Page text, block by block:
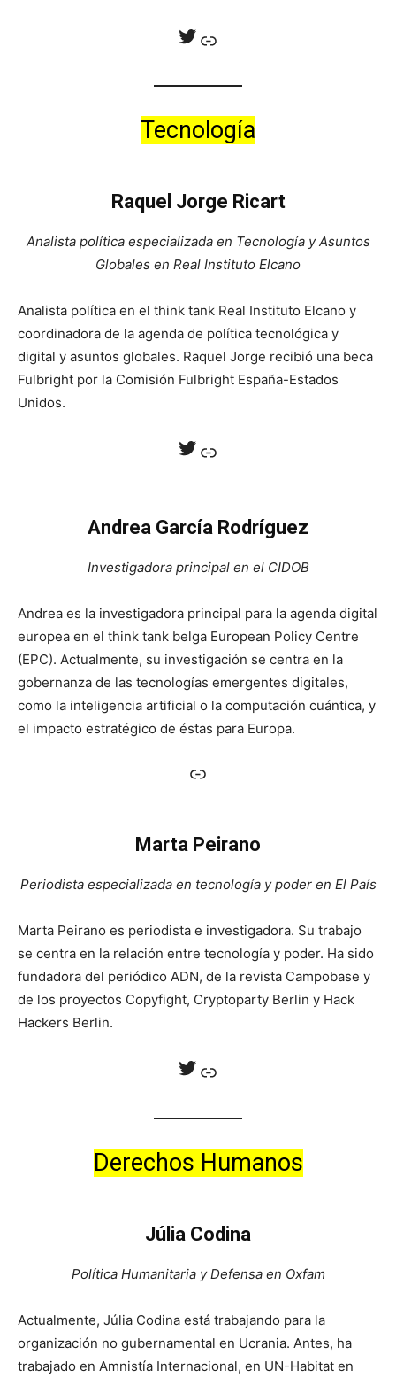
Twitter
Enlace
Tecnología
Raquel Jorge Ricart
Analista política especializada en Tecnología y Asuntos
Globales en Real Instituto Elcano
Analista política en el think tank Real Instituto Elcano y
coordinadora de la agenda de política tecnológica y
digital y asuntos globales. Raquel Jorge recibió una beca
Fulbright por la Comisión Fulbright España-Estados
Unidos.
Twitter
Enlace
Andrea García Rodríguez
Investigadora principal en el CIDOB
Andrea es la investigadora principal para la agenda digital
europea en el think tank belga European Policy Centre
(EPC). Actualmente, su investigación se centra en la
gobernanza de las tecnologías emergentes digitales,
como la inteligencia artificial o la computación cuántica, y
el impacto estratégico de éstas para Europa.
Enlace
Marta Peirano
Periodista especializada en tecnología y poder en El País
Marta Peirano es periodista e investigadora. Su trabajo
se centra en la relación entre tecnología y poder. Ha sido
fundadora del periódico ADN, de la revista Campobase y
de los proyectos Copyfight, Cryptoparty Berlin y Hack
Hackers Berlin.
Twitter
Enlace
Derechos Humanos
Júlia Codina
Política Humanitaria y Defensa en Oxfam
Actualmente, Júlia Codina está trabajando para la
organización no gubernamental en Ucrania. Antes, ha
trabajado en Amnistía Internacional, en UN-Habitat en